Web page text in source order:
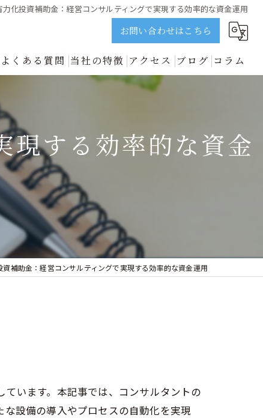
力化投資補助金：経営コンサルティングで実現する効率的な資金運用
お問い合わせはこちら
実に解説 | ビジョンネクスト
のプロが誠実に解説 | ビジョンネクスト
よくある質問 当社の特徴
中小企業
事業再生
アクセス ブログ コラム
現する効率的な資金
資補助金：経営コンサルティングで実現する効率的な資金運用
います。本記事では、コンサルタントの
設備の導入やプロセスの自動化を実現